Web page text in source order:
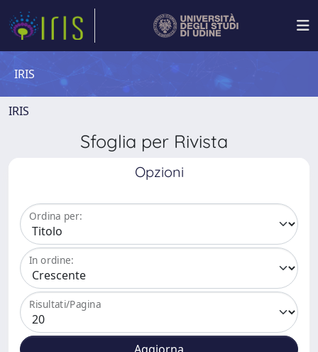
IRIS
IRIS
Sfoglia per Rivista
Opzioni
Ordina per:
In ordine:
Risultati/Pagina